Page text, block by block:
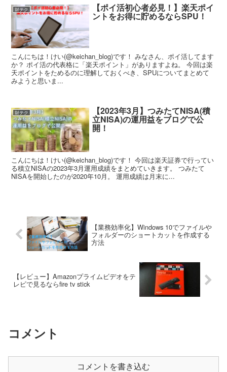
財テク 【ポイ活初心者必見！】楽天ポイ
ントをお得に貯めるならSPU！
こんにちは！けい(@keichan_blog)です！ みなさん、ポイ活してます
か？ ポイ活の代表格に「楽天ポイント」がありますよね。 今回は楽
天ポイントをためるのに理解しておくべき、SPUについてまとめて
みようと思いま...
財テク 【2023年3月】つみたてNISA(積
立NISA)の運用益をブログで公
開！
こんにちは！けい(@keichan_blog)です！ 今回は楽天証券で行ってい
る積立NISAの2023年3月運用成績をまとめていきます。 つみたて
NISAを開始したのが2020年10月。 運用成績は月末に...
【業務効率化】Windows 10でファイルや
フォルダーのショートカットを作成する
方法
【レビュー】Amazonプライムビデオをテ
レビで見るならfire tv stick
コメント
コメントを書き込む